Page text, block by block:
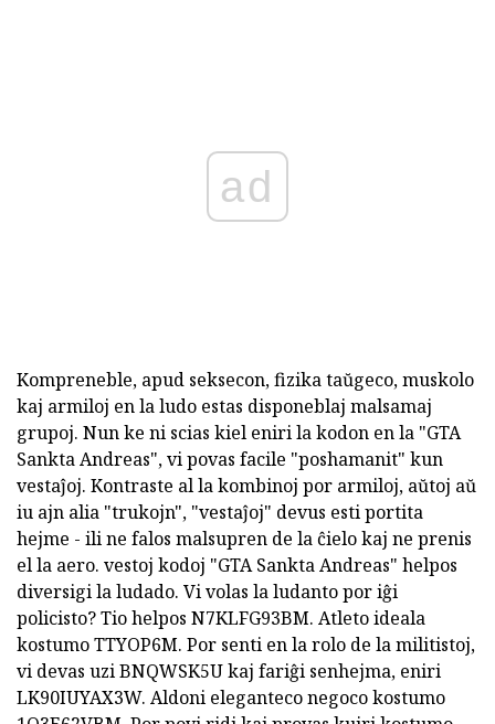
ad
Kompreneble, apud seksecon, fizika taŭgeco, muskolo
kaj armiloj en la ludo estas disponeblaj malsamaj
grupoj. Nun ke ni scias kiel eniri la kodon en la "GTA
Sankta Andreas", vi povas facile "poshamanit" kun
vestaĵoj. Kontraste al la kombinoj por armiloj, aŭtoj aŭ
iu ajn alia "trukojn", "vestaĵoj" devus esti portita
hejme - ili ne falos malsupren de la ĉielo kaj ne prenis
el la aero. vestoj kodoj "GTA Sankta Andreas" helpos
diversigi la ludado. Vi volas la ludanto por iĝi
policisto? Tio helpos N7KLFG93BM. Atleto ideala
kostumo TTYOP6M. Por senti en la rolo de la militistoj,
vi devas uzi BNQWSK5U kaj fariĝi senhejma, eniri
LK90IUYAX3W. Aldoni eleganteco negoco kostumo